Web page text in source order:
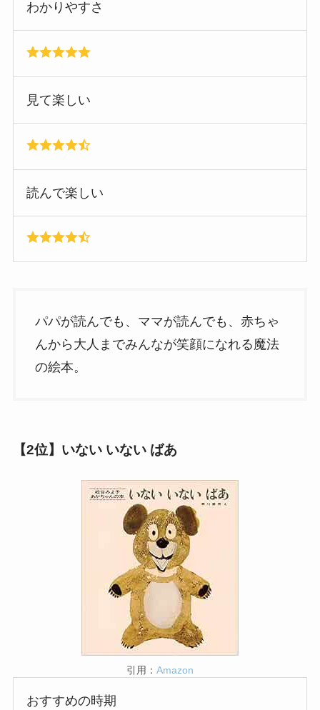
わかりやすさ
見て楽しい
読んで楽しい
パパが読んでも、ママが読んでも、赤ちゃ
んから大人までみんなが笑顔になれる魔法
の絵本。
【2位】いない いない ばあ
引用： Amazon
おすすめの時期